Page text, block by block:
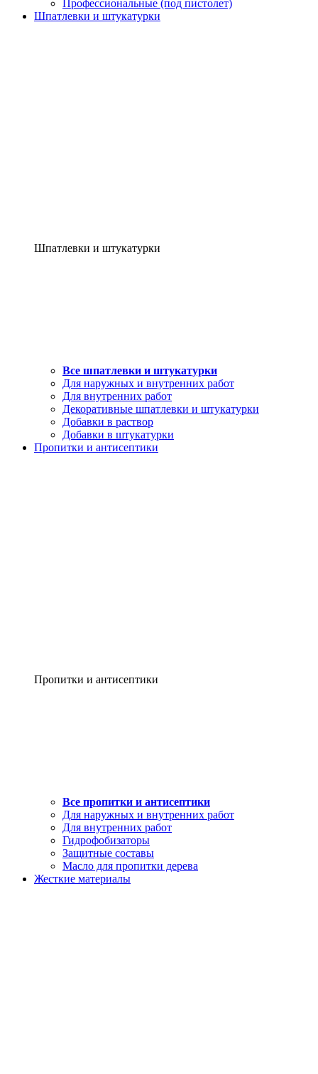
Профессиональные (под пистолет)
Шпатлевки и штукатурки
Шпатлевки и штукатурки
Все шпатлевки и штукатурки
Для наружных и внутренних работ
Для внутренних работ
Декоративные шпатлевки и штукатурки
Добавки в раствор
Добавки в штукатурки
Пропитки и антисептики
Пропитки и антисептики
Все пропитки и антисептики
Для наружных и внутренних работ
Для внутренних работ
Гидрофобизаторы
Защитные составы
Масло для пропитки дерева
Жесткие материалы